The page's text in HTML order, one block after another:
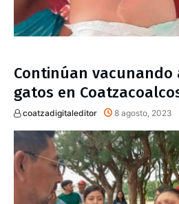
Continúan vacunando
gatos en
coatzadigitaleditor 8 agosto, 2023